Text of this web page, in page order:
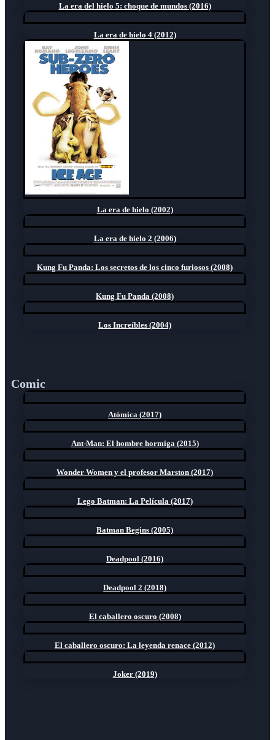
La era del hielo 5: choque de mundos (2016)
La era de hielo 4 (2012)
La era de hielo (2002)
La era de hielo 2 (2006)
Kung Fu Panda: Los secretos de los cinco furiosos (2008)
Kung Fu Panda (2008)
Los Increíbles (2004)
Comic
Atómica (2017)
Ant-Man: El hombre hormiga (2015)
Wonder Women y el profesor Marston (2017)
Lego Batman: La Película (2017)
Batman Begins (2005)
Deadpool (2016)
Deadpool 2 (2018)
El caballero oscuro (2008)
El caballero oscuro: La leyenda renace (2012)
Joker (2019)